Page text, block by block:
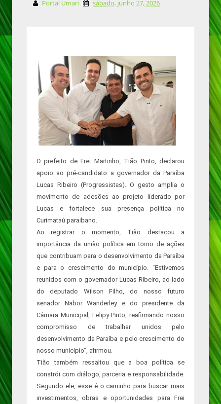
Portal Umari sábado, junho 27, 2026
O prefeito de Frei Martinho, Tião Pinto, declarou
apoio ao pré-candidato a governador da Paraíba
Lucas Ribeiro (Progressistas). O gesto amplia o
movimento de adesões ao projeto liderado por
Lucas e fortalece sua presença política no
Curimataú paraibano.
Ao registrar o momento, Tião destacou a
importância da união política em torno de ações
que contribuam para o desenvolvimento da Paraíba
e para o crescimento do município. “Estivemos
reunidos com o governador Lucas Ribeiro, ao lado
do deputado Wilson Filho, do nosso futuro
senador Nabor Wanderley e do presidente da
Câmara Municipal, Felipy Pinto, reafirmando nosso
compromisso de trabalhar unidos pelo
desenvolvimento da Paraíba e pelo crescimento do
nosso município”, afirmou.
Tião também ressaltou que a boa política se
constrói com diálogo, parceria e responsabilidade.
Segundo ele, esse é o caminho para buscar mais
investimentos, obras e oportunidades para Frei